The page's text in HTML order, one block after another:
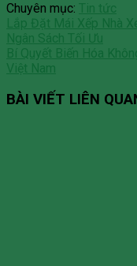
Chuyên mục: Tin tức
Lắp Đặt Mái Xếp Nhà
Ngân Sách Tối Ưu
Bí Quyết Biến Hóa
Việt Nam
BÀI VIẾT LIÊN